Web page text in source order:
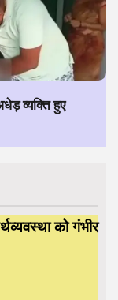
व्यक्ति हुए
को गंभीर